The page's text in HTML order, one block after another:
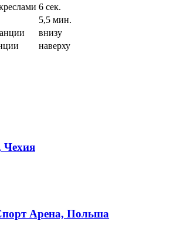
6 сек.
5,5 мин.
внизу
наверху
Чехия
Арена, Польша